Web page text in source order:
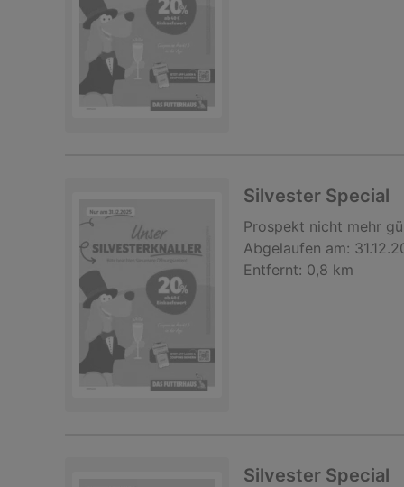
Silvester Special
Prospekt nicht mehr
Abgelaufen am:
Entfernt: 0,8 km
Silvester Special